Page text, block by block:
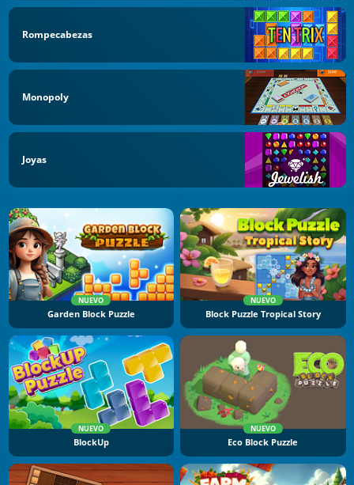
Rompecabezas
Monopoly
Joyas
NUEVO
Garden Block Puzzle
NUEVO
Block Puzzle Tropical Story
NUEVO
BlockUp
NUEVO
Eco Block Puzzle